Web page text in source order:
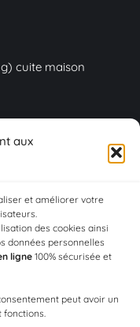
aux
et améliorer votre
des cookies ainsi
données personnelles
ligne 100% sécurisée et
peut avoir un
fonctions.
cuite maison
de 150 g